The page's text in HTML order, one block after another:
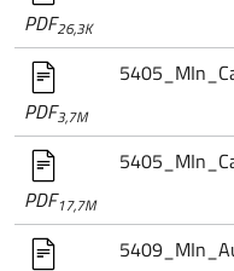
PDF26,3K
PDF3,7M
PDF17,7M